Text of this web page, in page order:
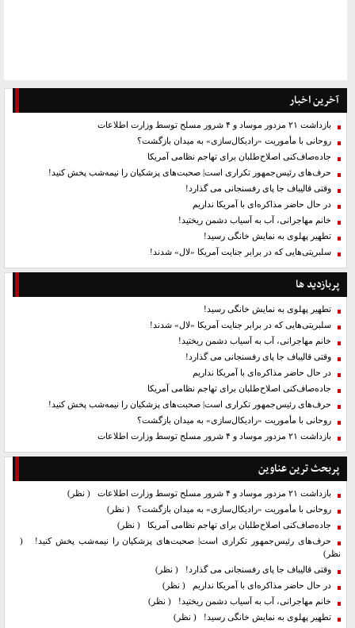
آخرین اخبار
بازداشت ۲۱ مزدور موساد و ۴ شرور مسلح توسط وزارت اطلاعات
روحانی با مأموریت «رادیکال‌سازی» به میدان بازگشت؟
جاده‌صاف‌کنی اصلاح‌طلبان برای تهاجم نظامی آمریکا
حرف‌های رئیس‌جمهور تکراری است| صحبت‌های پزشکیان را نیمه‌شب پخش کنید!
وقتی قالیباف جا پای رفسنجانی می گذارد!
در حال حاضر مذاکره‌ای با آمریکا نداریم
خانم مهاجرانی، آب به آسیاب دشمن ریختید!
تطهیر پهلوی به نمایش خانگی رسید!
سلبریتی‌هایی که در برابر جنایت آمریکا «لال» شدند!
پربازدید ها
تطهیر پهلوی به نمایش خانگی رسید!
سلبریتی‌هایی که در برابر جنایت آمریکا «لال» شدند!
خانم مهاجرانی، آب به آسیاب دشمن ریختید!
وقتی قالیباف جا پای رفسنجانی می گذارد!
در حال حاضر مذاکره‌ای با آمریکا نداریم
جاده‌صاف‌کنی اصلاح‌طلبان برای تهاجم نظامی آمریکا
حرف‌های رئیس‌جمهور تکراری است| صحبت‌های پزشکیان را نیمه‌شب پخش کنید!
روحانی با مأموریت «رادیکال‌سازی» به میدان بازگشت؟
بازداشت ۲۱ مزدور موساد و ۴ شرور مسلح توسط وزارت اطلاعات
پربحث ترین عناوین
بازداشت ۲۱ مزدور موساد و ۴ شرور مسلح توسط وزارت اطلاعات
( نظر)
روحانی با مأموریت «رادیکال‌سازی» به میدان بازگشت؟ ( نظر)
جاده‌صاف‌کنی اصلاح‌طلبان برای تهاجم نظامی آمریکا ( نظر)
حرف‌های رئیس‌جمهور تکراری است| صحبت‌های پزشکیان را نیمه‌شب پخش کنید!
(
نظر)
وقتی قالیباف جا پای رفسنجانی می گذارد! ( نظر)
در حال حاضر مذاکره‌ای با آمریکا نداریم ( نظر)
خانم مهاجرانی، آب به آسیاب دشمن ریختید! ( نظر)
تطهیر پهلوی به نمایش خانگی رسید! ( نظر)